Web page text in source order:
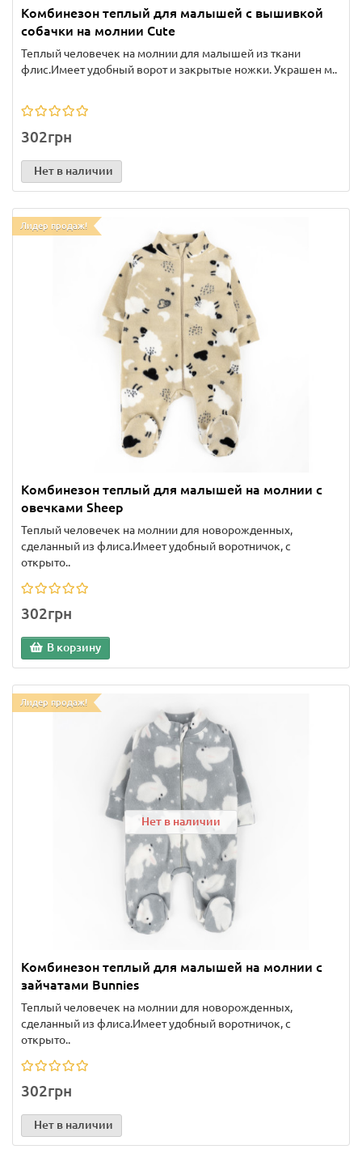
Комбинезон теплый для малышей с вышивкой
собачки на молнии Cute
Теплый человечек на молнии для малышей из ткани
флис.Имеет удобный ворот и закрытые ножки. Украшен м..
302грн
Нет в наличии
Лидер продаж!
Комбинезон теплый для малышей на молнии с
овечками Sheep
Теплый человечек на молнии для новорожденных,
сделанный из флиса.Имеет удобный воротничок, с
открыто..
302грн
В корзину
Лидер продаж!
Нет в наличии
Комбинезон теплый для малышей на молнии с
зайчатами Bunnies
Теплый человечек на молнии для новорожденных,
сделанный из флиса.Имеет удобный воротничок, с
открыто..
302грн
Нет в наличии